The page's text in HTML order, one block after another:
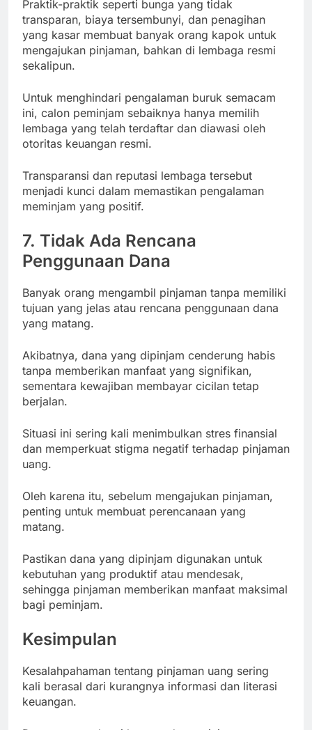
Praktik-praktik seperti bunga yang tidak
transparan, biaya tersembunyi, dan penagihan
yang kasar membuat banyak orang kapok untuk
mengajukan pinjaman, bahkan di lembaga resmi
sekalipun.
Untuk menghindari pengalaman buruk semacam
ini, calon peminjam sebaiknya hanya memilih
lembaga yang telah terdaftar dan diawasi oleh
otoritas keuangan resmi.
Transparansi dan reputasi lembaga tersebut
menjadi kunci dalam memastikan pengalaman
meminjam yang positif.
7. Tidak Ada Rencana
Penggunaan Dana
Banyak orang mengambil pinjaman tanpa memiliki
tujuan yang jelas atau rencana penggunaan dana
yang matang.
Akibatnya, dana yang dipinjam cenderung habis
tanpa memberikan manfaat yang signifikan,
sementara kewajiban membayar cicilan tetap
berjalan.
Situasi ini sering kali menimbulkan stres finansial
dan memperkuat stigma negatif terhadap pinjaman
uang.
Oleh karena itu, sebelum mengajukan pinjaman,
penting untuk membuat perencanaan yang
matang.
Pastikan dana yang dipinjam digunakan untuk
kebutuhan yang produktif atau mendesak,
sehingga pinjaman memberikan manfaat maksimal
bagi peminjam.
Kesimpulan
Kesalahpahaman tentang pinjaman uang sering
kali berasal dari kurangnya informasi dan literasi
keuangan.